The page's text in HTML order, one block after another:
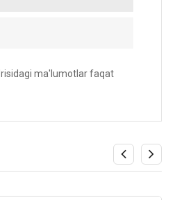
ma'lumotlar faqat